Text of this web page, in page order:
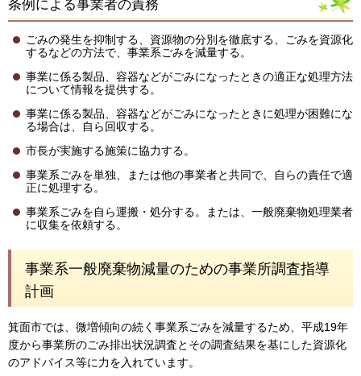
条例による事業者の責務
ごみの発生を抑制する、資源物の分別を徹底する、ごみを資源化
するなどの方法で、事業系ごみを減量する。
事業に係る製品、容器などがごみになったときの適正な処理方法
について情報を提供する。
事業に係る製品、容器などがごみになったときに処理が困難にな
る場合は、自ら回収する。
市長が実施する施策に協力する。
事業系ごみを単独、または他の事業者と共同で、自らの責任で適
正に処理する。
事業系ごみを自ら運搬・処分する。または、一般廃棄物処理業者
に収集を依頼する。
事業系一般廃棄物減量のための事業所調査指導
計画
箕面市では、微増傾向の続く事業系ごみを減量するため、平成19年
度から事業所のごみ排出状況調査とその調査結果を基にした資源化
のアドバイス等に力を入れています。